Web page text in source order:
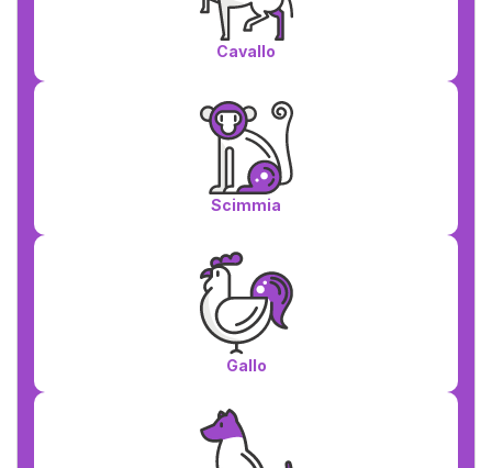
Cavallo
Scimmia
Gallo